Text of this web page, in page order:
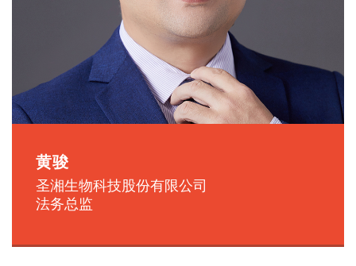
黄骏
圣湘生物科技股份有限公司
法务总监